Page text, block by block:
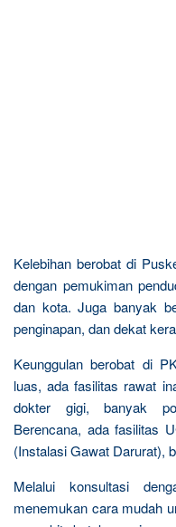
Kelebihan berobat di
dengan pemukiman
dan kota. Juga banyak
penginapan, dan dekat
Keunggulan berobat di
luas, ada fasilitas rawat
dokter gigi, banyak
Berencana, ada fasilitas
(Instalasi Gawat Darurat),
Melalui konsultasi
menemukan cara mudah